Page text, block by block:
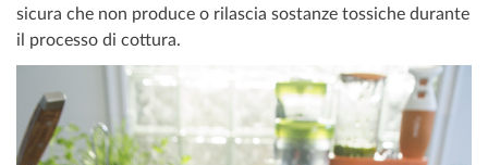
sicura che non produce o rilascia sostanze tossiche durante
il processo di cottura.